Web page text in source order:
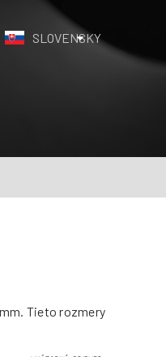
SLOVENSKY
Tieto rozmery